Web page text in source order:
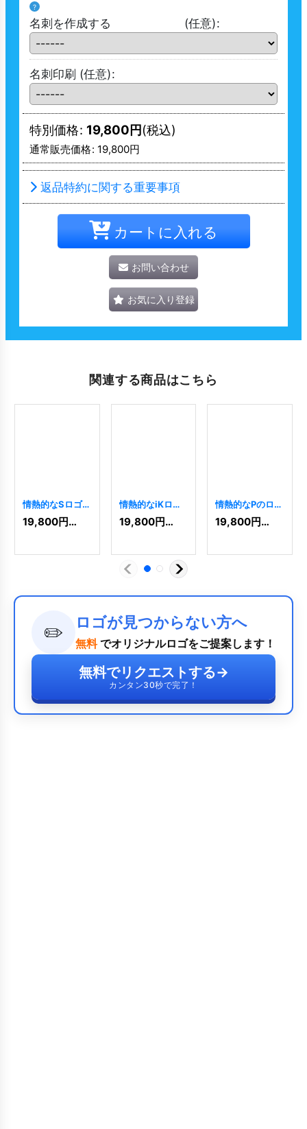
?
名刺を作成する (任意):
名刺印刷 (任意):
特別価格: 19,800円(税込)
通常販売価格: 19,800円
返品特約に関する重要事項
カートに入れる
お問い合わせ
お気に入り登録
関連する商品はこちら
情熱的なSロゴ
[7364]
19,800円(税込)
情熱的なiKロゴ
[8584]
19,800円(税込)
情熱的なPのロゴ
[10855]
19,800円(税込)
✏️ ロゴが見つからない方へ
無料 でオリジナルロゴをご提案します！
無料でリクエストする→
カンタン30秒で完了！